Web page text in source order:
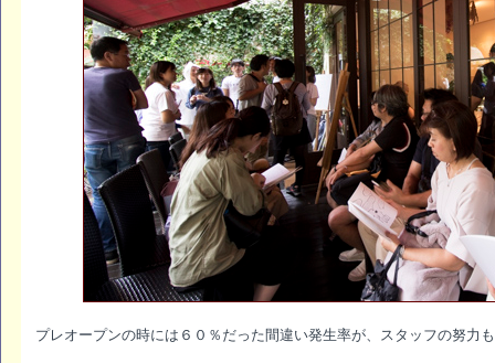
プレオープンの時には６０％だった間違い発生率が、スタッフの努力